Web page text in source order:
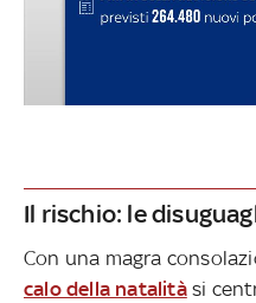
Il rischio: le
Con una magra
calo della natalitàsi